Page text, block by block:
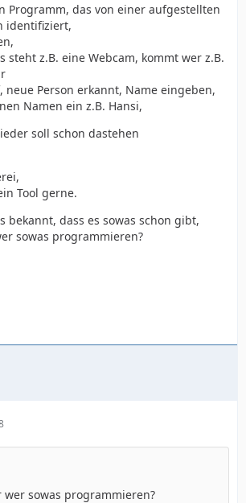
Programm, das von einer aufgestellten
identifiziert,
steht z.B. eine Webcam, kommt wer z.B.
neue Person erkannt, Name eingeben,
Namen ein z.B. Hansi,
soll schon dastehen
Tool gerne.
bekannt, dass es sowas schon gibt,
sowas programmieren?
sowas programmieren?